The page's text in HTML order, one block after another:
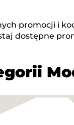
promocji i
dostępne